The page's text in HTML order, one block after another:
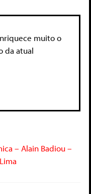
muito o
da atual
– Alain Badiou –